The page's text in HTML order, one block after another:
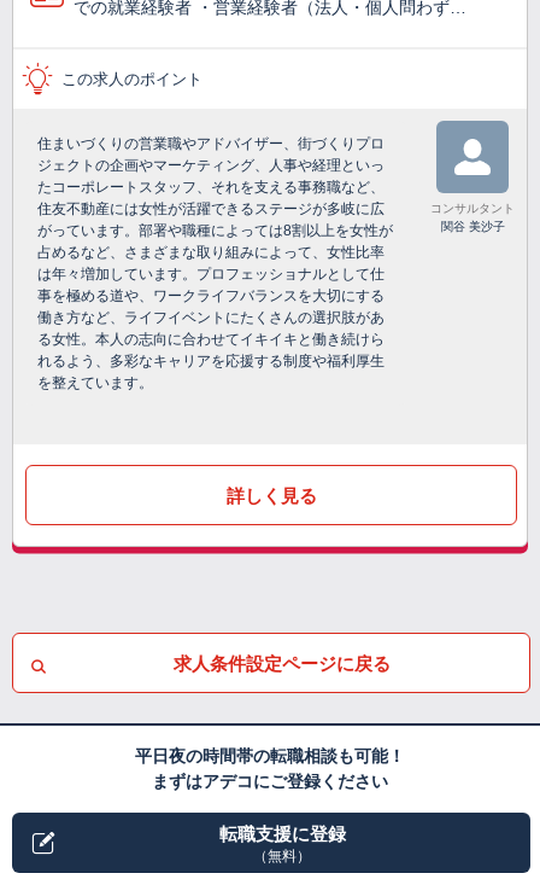
での就業経験者 ・営業経験者（法人・個人問わず…
この求人のポイント
住まいづくりの営業職やアドバイザー、街づくりプロ
ジェクトの企画やマーケティング、人事や経理といっ
たコーポレートスタッフ、それを支える事務職など、
住友不動産には女性が活躍できるステージが多岐に広
がっています。部署や職種によっては8割以上を女性が
占めるなど、さまざまな取り組みによって、女性比率
は年々増加しています。プロフェッショナルとして仕
事を極める道や、ワークライフバランスを大切にする
働き方など、ライフイベントにたくさんの選択肢があ
る女性。本人の志向に合わせてイキイキと働き続けら
れるよう、多彩なキャリアを応援する制度や福利厚生
を整えています。
コンサルタント
関谷 美沙子
詳しく見る
求人条件設定ページに戻る
平日夜の時間帯の転職相談も可能！
まずはアデコにご登録ください
転職支援に登録
（無料）